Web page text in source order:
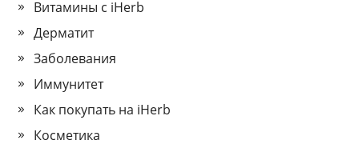
Витамины с iHerb
Дерматит
Заболевания
Иммунитет
Как покупать на iHerb
Косметика